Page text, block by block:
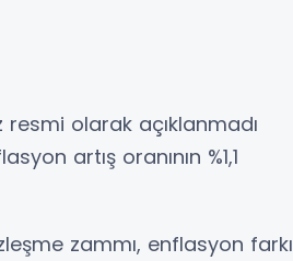
olarak açıklanmadı
artış oranının %1,1
zammı, enflasyon farkı